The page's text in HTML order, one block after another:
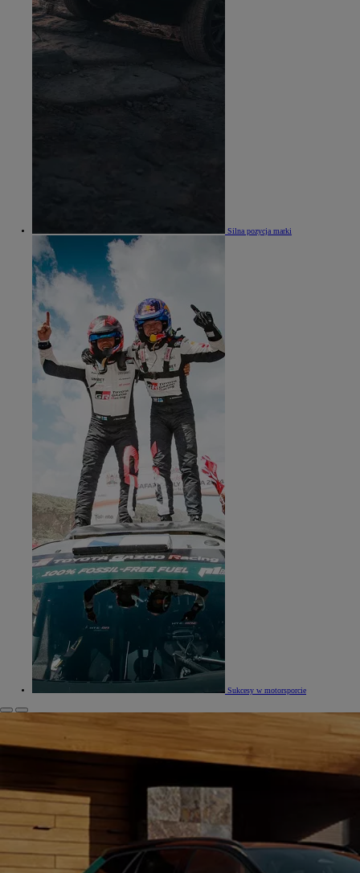
Silna pozycja marki
Sukcesy w motorsporcie